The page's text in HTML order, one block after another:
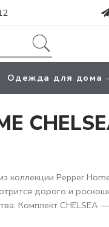
Одежда для дома
коллекции Pepper
дорого и
Комплект CHELSEA